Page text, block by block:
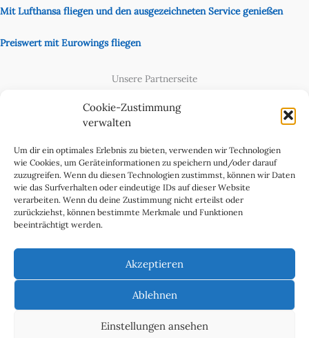
Cookie-Zustimmung
verwalten
Um dir ein optimales Erlebnis zu bieten, verwenden wir Technologien
wie Cookies, um Geräteinformationen zu speichern und/oder darauf
zuzugreifen. Wenn du diesen Technologien zustimmst, können wir Daten
wie das Surfverhalten oder eindeutige IDs auf dieser Website
verarbeiten. Wenn du deine Zustimmung nicht erteilst oder
zurückziehst, können bestimmte Merkmale und Funktionen
beeinträchtigt werden.
Akzeptieren
Ablehnen
Einstellungen ansehen
Mit Lufthansa fliegen und den ausgezeichneten Service genießen
Preiswert mit Eurowings fliegen
Unsere Partnerseite
Cookie-Richtlinie (EU)
Datenschutzerklärung
Impressum & Kontakt
Über uns
Werben Sie in WeltReisender Magazin
Copyright 2011 - 2025 Ingo Paszkowsky